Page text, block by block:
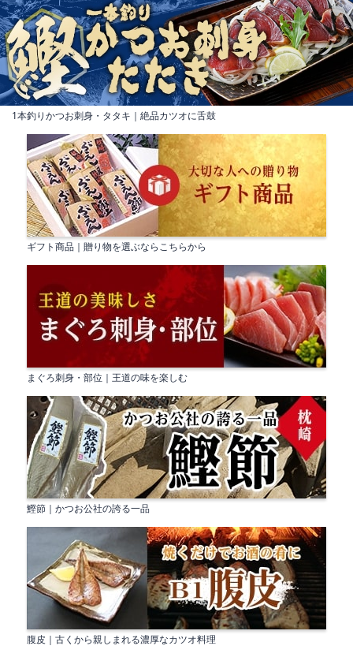
1本釣りかつお刺身・タタキ｜絶品カツオに舌鼓
ギフト商品｜贈り物を選ぶならこちらから
まぐろ刺身・部位｜王道の味を楽しむ
鰹節｜かつお公社の誇る一品
腹皮｜古くから親しまれる濃厚なカツオ料理